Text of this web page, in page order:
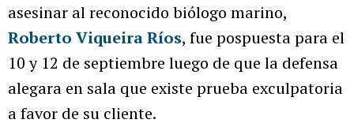
asesinar al reconocido biólogo marino,
Roberto Viqueira Ríos, fue pospuesta para el
10 y 12 de septiembre luego de que la defensa
alegara en sala que existe prueba exculpatoria
a favor de su cliente.